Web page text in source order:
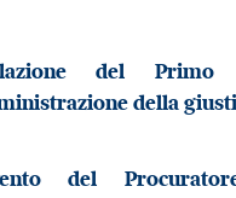
del Primo
della
del